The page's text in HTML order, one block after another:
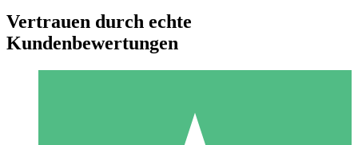
Vertrauen durch echte
Kundenbewertungen